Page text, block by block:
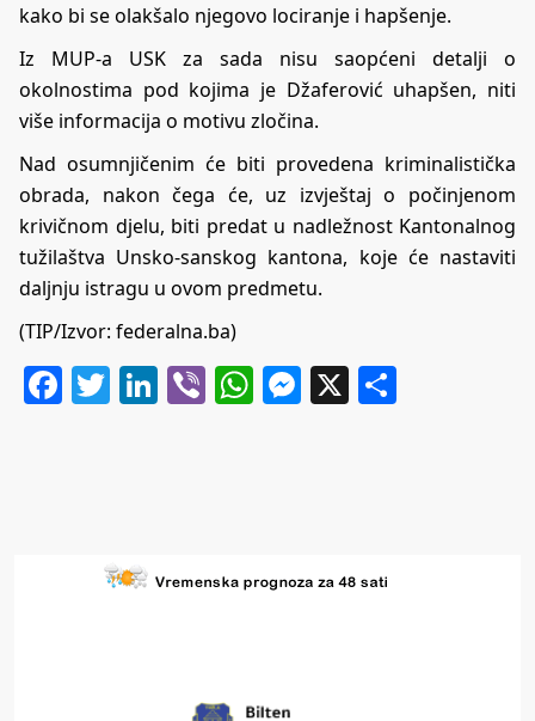
kako bi se olakšalo njegovo lociranje i hapšenje.
Iz MUP-a USK za sada nisu saopćeni detalji o
okolnostima pod kojima je Džaferović uhapšen, niti
više informacija o motivu zločina.
Nad osumnjičenim će biti provedena kriminalistička
obrada, nakon čega će, uz izvještaj o počinjenom
krivičnom djelu, biti predat u nadležnost Kantonalnog
tužilaštva Unsko-sanskog kantona, koje će nastaviti
daljnju istragu u ovom predmetu.
(TIP/Izvor: federalna.ba)
Facebook
Twitter
LinkedIn
ViberWhatsApp
Messenger
X